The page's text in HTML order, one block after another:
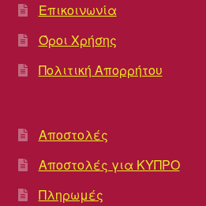
Επικοινωνία
Όροι Χρήσης
Πολιτική Απορρήτου
Αποστολές
Αποστολές για ΚΥΠΡΟ
Πληρωμές